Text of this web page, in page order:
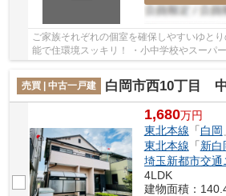
ご家族それぞれの個室を確保しやすいゆとりの6LDK！ ・
能で住環境スッキリ！ ・小中学校やスーパ
で生活便利♪ いつでもお気軽にお声がけくだ
売買 | 中古一戸建
白岡市西10丁目
1,680万円
東北本線 「白岡
東北本線 「新白
4LDK
建物面積：